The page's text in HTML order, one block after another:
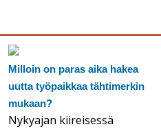
Milloin on paras aika hakea
uutta työpaikkaa tähtimerkin
mukaan?
Nykyajan kiireisessä